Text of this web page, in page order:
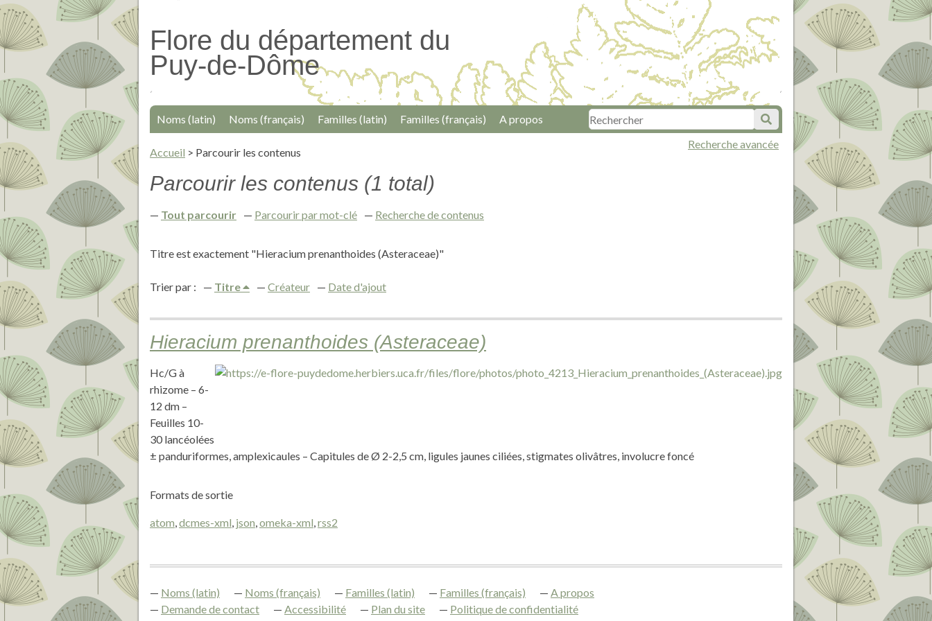
Passer
au
contenu
Flore du département du
Puy-de-Dôme
Recherche avancée
Noms (latin) Noms (français) Familles (latin) Familles (français) A propos
Accueil > Parcourir les contenus
Parcourir les contenus (1 total)
Tout parcourir Parcourir par mot-clé Recherche de contenus
Titre est exactement "Hieracium prenanthoides (Asteraceae)"
Trier par : Titre Créateur Date d'ajout
Hieracium prenanthoides (Asteraceae)
Hc/G à
rhizome – 6-
12 dm –
Feuilles 10-
30 lancéolées
± panduriformes, amplexicaules – Capitules de Ø 2-2,5 cm, ligules jaunes ciliées, stigmates olivâtres, involucre foncé
Formats de sortie
atom,dcmes-xml, json,omeka-xml,rss2
Noms (latin) Noms (français) Familles (latin) Familles (français)
A propos
Demande de contact
Accessibilité Plan du site Politique de confidentialité